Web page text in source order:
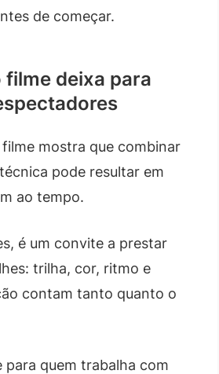
de começar.
filme deixa para
mostra que combinar
pode resultar em
ao tempo.
é um convite a prestar
trilha, cor, ritmo e
contam tanto quanto o
para quem trabalha com